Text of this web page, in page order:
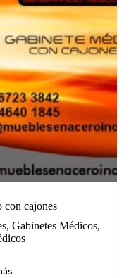
con cajones
,Gabinetes Médicos,